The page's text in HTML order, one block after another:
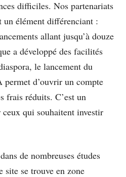
difficiles. Nos partenariats
un élément différenciant :
allant jusqu’à douze
a développé des facilités
le lancement du
d’ouvrir un compte
frais réduits. C’est un
qui souhaitent investir
de nombreuses études
site se trouve en zone